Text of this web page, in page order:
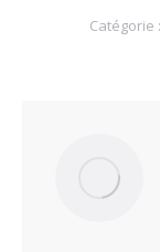
Catégorie :